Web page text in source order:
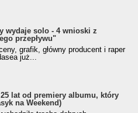
wydaje solo - 4 wnioski z
przepływu"
grafik, główny producent i raper
już...
25 lat od premiery albumu, który
na Weekend)